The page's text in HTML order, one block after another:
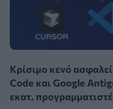
Κρίσιμο κενό
Code και Google
εκατ.